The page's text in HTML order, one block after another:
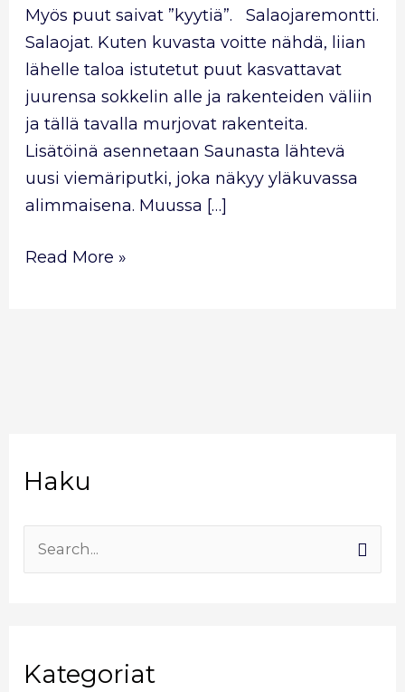
Haku
c
Kategoriat
r
Myös puut saivat ”kyytiä”. Salaojaremontti.
Salaojat. Kuten kuvasta voitte nähdä, liian
lähelle taloa istutetut puut kasvattavat
juurensa sokkelin alle ja rakenteiden väliin
ja tällä tavalla murjovat rakenteita.
Lisätöinä asennetaan Saunasta lähtevä
uusi viemäriputki, joka näkyy yläkuvassa
alimmaisena. Muussa […]
Read More »